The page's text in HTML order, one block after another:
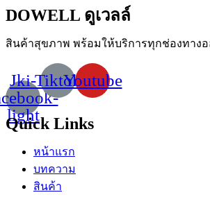
DOWELL ดูเวลล์
สินค้าสุขภาพ พร้อมให้บริการทุกช่องทาง
Jki-
light
TiktokYoutube
Quick Links
หน้าแรก
บทความ
สินค้า